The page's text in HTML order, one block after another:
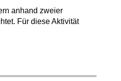
anhand zweier
Für diese Aktivität